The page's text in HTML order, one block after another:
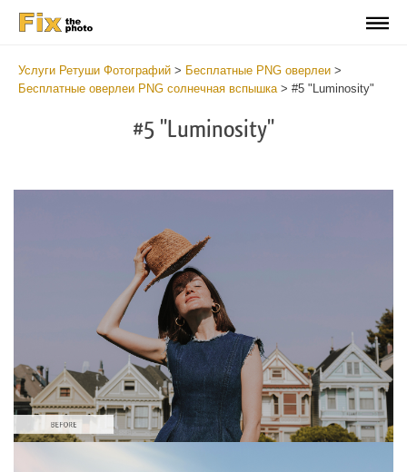
Услуги Ретуши Фотографий > Бесплатные PNG оверлеи >
Бесплатные оверлеи PNG солнечная вспышка> #5 "Luminosity"
#5 "Luminosity"